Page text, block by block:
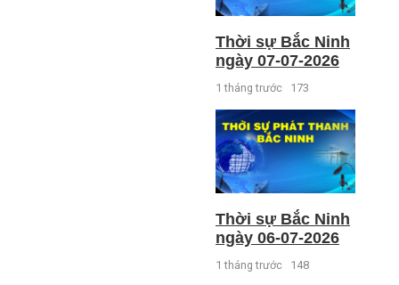
Thời sự Bắc Ninh
ngày 07-07-2026
1 tháng trước 173
Thời sự Bắc Ninh
ngày 06-07-2026
1 tháng trước 148